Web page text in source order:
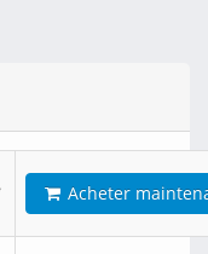
Acheter